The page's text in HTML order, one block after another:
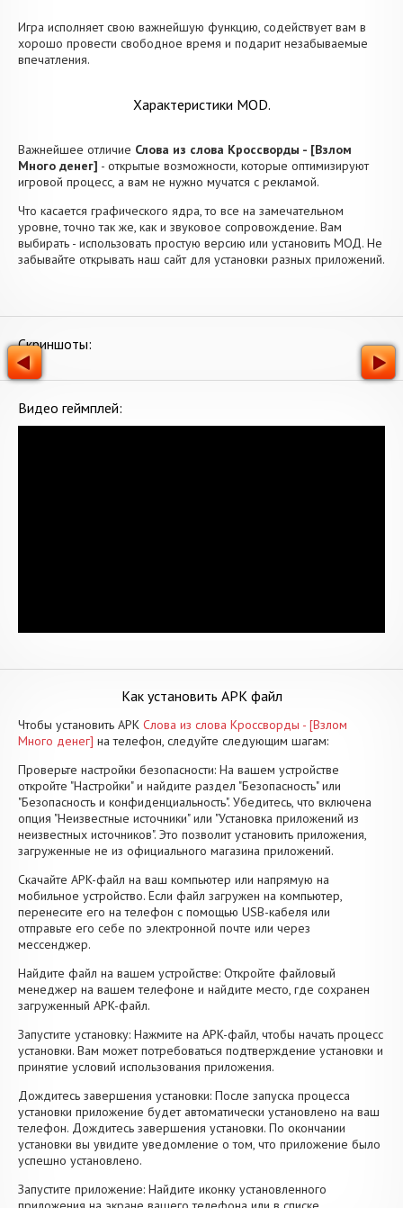
Игра исполняет свою важнейшую функцию, содействует вам в
хорошо провести свободное время и подарит незабываемые
впечатления.
Характеристики MOD.
Важнейшее отличие Слова из слова Кроссворды - [Взлом
Много денег] - открытые возможности, которые оптимизируют
игровой процесс, а вам не нужно мучатся с рекламой.
Что касается графического ядра, то все на замечательном
уровне, точно так же, как и звуковое сопровождение. Вам
выбирать - использовать простую версию или установить МОД. Не
забывайте открывать наш сайт для установки разных приложений.
Скриншоты:
Видео геймплей:
Как установить APK файл
Чтобы установить APK Слова из слова Кроссворды - [Взлом
Много денег] на телефон, следуйте следующим шагам:
Проверьте настройки безопасности: На вашем устройстве
откройте "Настройки" и найдите раздел "Безопасность" или
"Безопасность и конфиденциальность". Убедитесь, что включена
опция "Неизвестные источники" или "Установка приложений из
неизвестных источников". Это позволит установить приложения,
загруженные не из официального магазина приложений.
Скачайте APK-файл на ваш компьютер или напрямую на
мобильное устройство. Если файл загружен на компьютер,
перенесите его на телефон с помощью USB-кабеля или
отправьте его себе по электронной почте или через
мессенджер.
Найдите файл на вашем устройстве: Откройте файловый
менеджер на вашем телефоне и найдите место, где сохранен
загруженный APK-файл.
Запустите установку: Нажмите на APK-файл, чтобы начать процесс
установки. Вам может потребоваться подтверждение установки и
принятие условий использования приложения.
Дождитесь завершения установки: После запуска процесса
установки приложение будет автоматически установлено на ваш
телефон. Дождитесь завершения установки. По окончании
установки вы увидите уведомление о том, что приложение было
успешно установлено.
Запустите приложение: Найдите иконку установленного